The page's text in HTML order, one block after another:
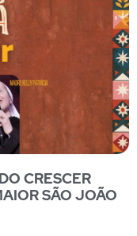
CRESCER
SÃO JOÃO